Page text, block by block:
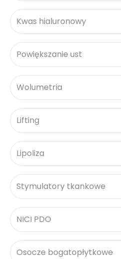
Kwas hialuronowy
Powiększanie ust
Wolumetria
Lifting
Lipoliza
Stymulatory tkankowe
NICI PDO
Osocze bogatopłytkowe